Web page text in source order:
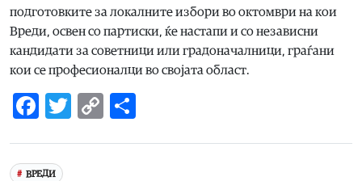
подготовките за локалните избори во октомври на кои
Вреди, освен со партиски, ќе настапи и со независни
кандидати за советници или градоначалници, граѓани
кои се професионалци во својата област.
Facebook
Twitter
Copy
ВРЕДИ